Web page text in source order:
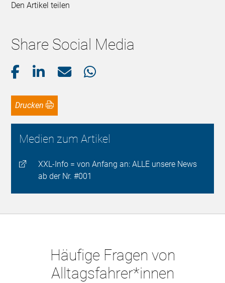
Den Artikel teilen
Share Social Media
Drucken
Medien zum Artikel
XXL-Info = von Anfang an: ALLE unsere News
ab der Nr. #001
Häufige Fragen von
Alltagsfahrer*innen